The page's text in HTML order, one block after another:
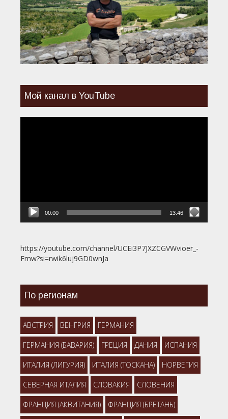
Мой канал в YouTube
00:00 13:46
https://youtube.com/channel/UCEi3P7JXZCGVWvioer_-
Fmw?si=rwik6luj9GD0wnJa
По регионам
АВСТРИЯ ВЕНГРИЯ ГЕРМАНИЯ
ГЕРМАНИЯ (БАВАРИЯ) ГРЕЦИЯ ДАНИЯ ИСПАНИЯ
ИТАЛИЯ (ЛИГУРИЯ) ИТАЛИЯ (ТОСКАНА) НОРВЕГИЯ
СЕВЕРНАЯ ИТАЛИЯ СЛОВАКИЯ СЛОВЕНИЯ
ФРАНЦИЯ (АКВИТАНИЯ) ФРАНЦИЯ (БРЕТАНЬ)